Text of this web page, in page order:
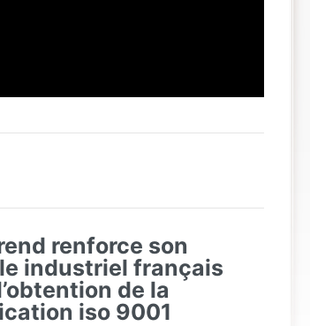
renforce son
industriel français
de la
iso 9001